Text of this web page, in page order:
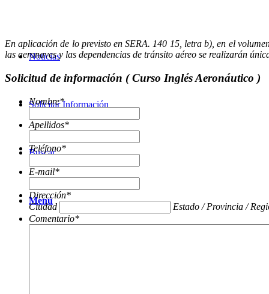
Noticias
Solicitar Información
Buscar
Menú
En aplicación de lo previsto en SERA. 140 15, letra b), en el
las aeronaves y las dependencias de tránsito aéreo se realizarán
Solicitud de información ( Curso Inglés Aeronáutico )
Nombre*
Apellidos*
Teléfono*
E-mail*
Dirección*
Ciudad
Estado / Provincia /
Comentario*